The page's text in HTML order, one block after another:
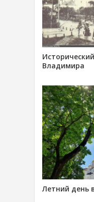
Владимира
Летний день